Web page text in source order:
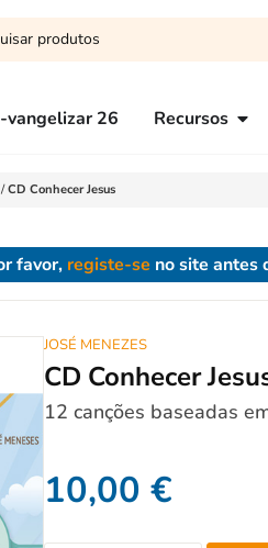
vangelizar 26 Recursos
/CD Conhecer Jesus
favor, registe-se no site antes
JOSÉ MENEZES
CD Conhecer
12 canções baseadas
10,00€